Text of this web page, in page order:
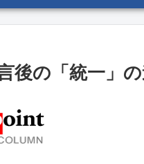
後の「統一」